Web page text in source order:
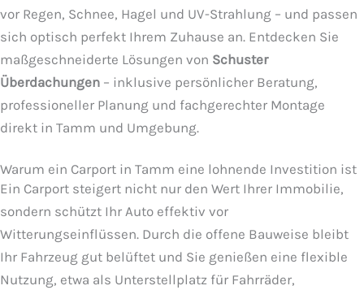
vor Regen, Schnee, Hagel und UV-Strahlung – und passen
sich optisch perfekt Ihrem Zuhause an. Entdecken Sie
maßgeschneiderte Lösungen von Schuster
Überdachungen – inklusive persönlicher Beratung,
professioneller Planung und fachgerechter Montage
direkt in Tamm und Umgebung.
Warum ein Carport in Tamm eine lohnende Investition ist
Ein Carport steigert nicht nur den Wert Ihrer Immobilie,
sondern schützt Ihr Auto effektiv vor
Witterungseinflüssen. Durch die offene Bauweise bleibt
Ihr Fahrzeug gut belüftet und Sie genießen eine flexible
Nutzung, etwa als Unterstellplatz für Fahrräder,